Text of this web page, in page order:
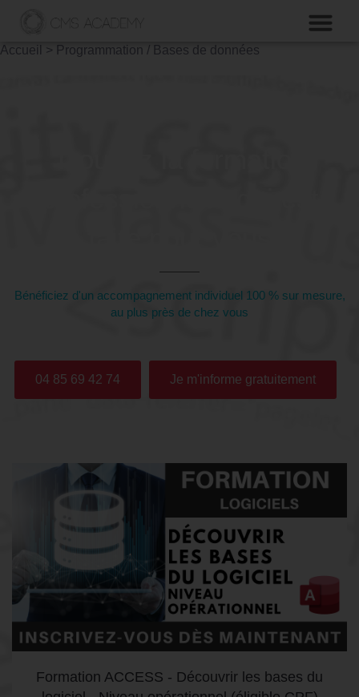
Accueil > Programmation / Bases de données
Bénéficiez d'un accompagnement individuel 100 % sur mesure,
au plus près de chez vous
04 85 69 42 74 Je m'informe gratuitement
Formation ACCESS - Découvrir les bases du